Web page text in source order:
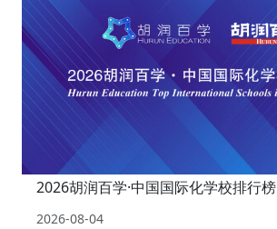
2026胡润百学·中国国际化学校排行榜
2026-08-04